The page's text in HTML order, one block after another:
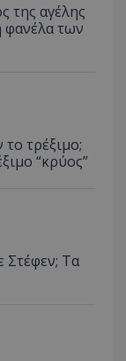
της αγέλης
φανέλα των
τρέξιμο;
“κρύος”
Στέφεν; Τα